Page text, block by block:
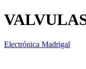
Electrónica Madrigal